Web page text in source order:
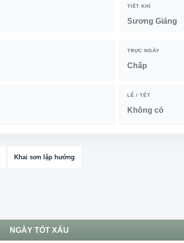
TIẾT KHÍ
Sương Giáng
TRỰC NGÀY
Chấp
LỄ / TẾT
Không có
Khai sơn lập hướng
NGÀY TỐT XẤU